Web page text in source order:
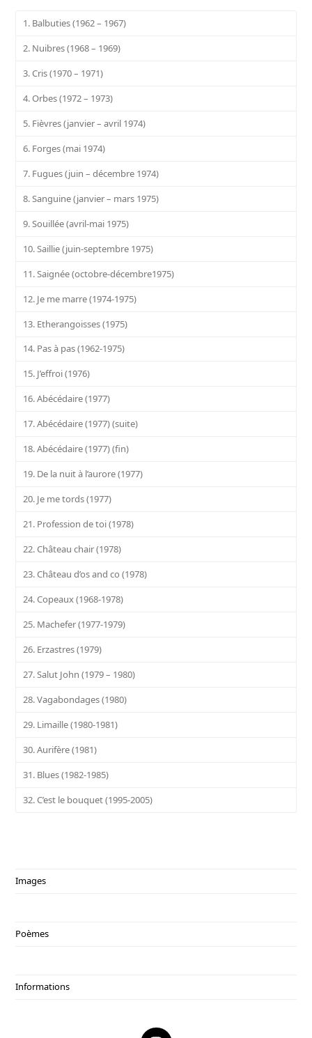
1. Balbuties (1962 – 1967)
2. Nuibres (1968 – 1969)
3. Cris (1970 – 1971)
4. Orbes (1972 – 1973)
5. Fièvres (janvier – avril 1974)
6. Forges (mai 1974)
7. Fugues (juin – décembre 1974)
8. Sanguine (janvier – mars 1975)
9. Souillée (avril-mai 1975)
10. Saillie (juin-septembre 1975)
11. Saignée (octobre-décembre1975)
12. Je me marre (1974-1975)
13. Etherangoisses (1975)
14. Pas à pas (1962-1975)
15. J’effroi (1976)
16. Abécédaire (1977)
17. Abécédaire (1977) (suite)
18. Abécédaire (1977) (fin)
19. De la nuit à l’aurore (1977)
20. Je me tords (1977)
21. Profession de toi (1978)
22. Château chair (1978)
23. Château d’os and co (1978)
24. Copeaux (1968-1978)
25. Machefer (1977-1979)
26. Erzastres (1979)
27. Salut John (1979 – 1980)
28. Vagabondages (1980)
29. Limaille (1980-1981)
30. Aurifère (1981)
31. Blues (1982-1985)
32. C’est le bouquet (1995-2005)
Images
Poèmes
Informations